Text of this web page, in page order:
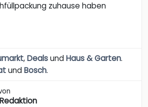
zuhause haben
,DealsundHaus & Garten.
undBosch.